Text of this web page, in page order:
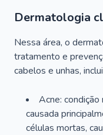
Dermatologia
Nessa área, o
tratamento e
cabelos e unhas,
Acne:
causada
células mortas,